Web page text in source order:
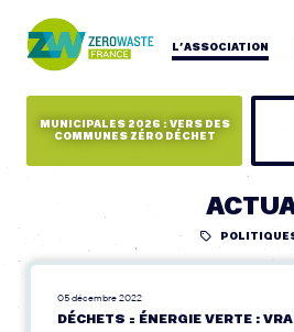
L’ASSOCIATION
MUNICIPALES 2026 : VERS DES
COMMUNES ZÉRO DÉCHET
05 décembre 2022
DÉCHETS = ÉNERGIE VERTE :